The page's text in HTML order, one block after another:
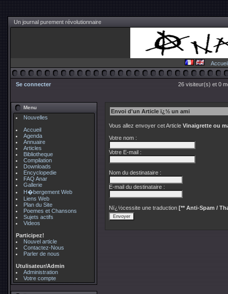
Un journal purement révolutionnaire
Accueil
Se connecter 26 visiteur(s) et 0
Menu
Nouvelles
Accueil
Agenda
Annuaire
Articles
Bibliotheque
Compilation
Downloads
Encyclopedie
FAQ Anar
Gallerie
H�bergement Web
Liens Web
Plan du Site
Poemes et Chansons
Sujets actifs
Videos
Participez!
Nouvel article
Contactez-Nous
Parler de nous
Utulisateur/Admin
Administration
Votre compte
Envoi d'un Article ï¿½ un ami
Vous allez envoyer cet Article Vinaigrette ou
Votre nom :
Votre E-mail :
Nom du destinataire :
E-mail du destinataire :
Nï¿½cessite une traduction [** Anti-Spam /